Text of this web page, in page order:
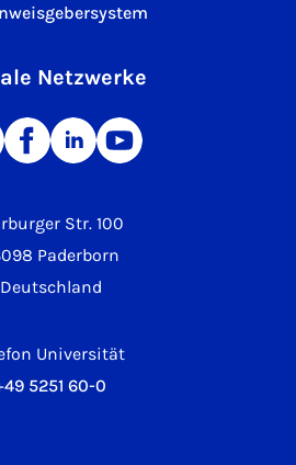
Str. 100
Paderborn
Deutschland
Universität
5251 60-0
Netzwerke